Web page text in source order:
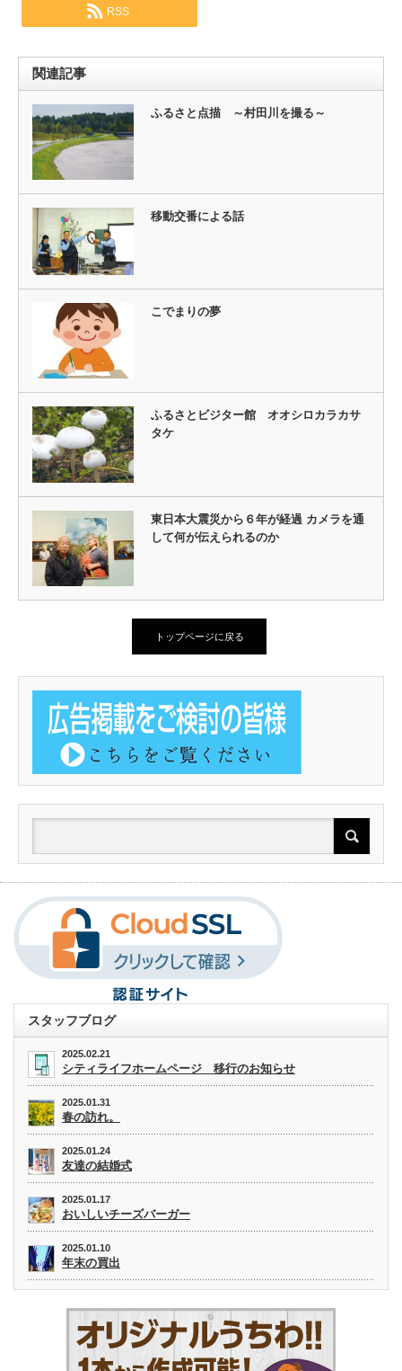
RSS
関連記事
ふるさと点描 ～村田川を撮る～
移動交番による話
こでまりの夢
ふるさとビジター館 オオシロカラカサ
タケ
東日本大震災から６年が経過 カメラを通
して何が伝えられるのか
トップページに戻る
スタッフブログ
2025.02.21
シティライフホームページ 移行のお知らせ
2025.01.31
春の訪れ。
2025.01.24
友達の結婚式
2025.01.17
おいしいチーズバーガー
2025.01.10
年末の買出